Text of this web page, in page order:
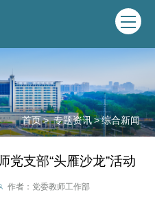
首页 > 专题资讯>综合新闻
党支部“头雁沙龙”活动
作者：党委教师工作部